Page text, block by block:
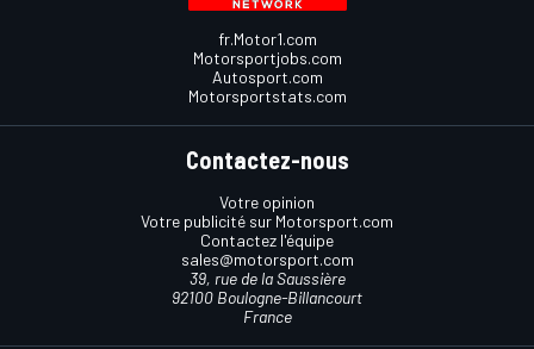
fr.Motor1.com
Motorsportjobs.com
Autosport.com
Motorsportstats.com
Contactez-nous
Votre opinion
Votre publicité sur Motorsport.com
Contactez l'équipe
sales@motorsport.com
39, rue de la Saussière
92100 Boulogne-Billancourt
France